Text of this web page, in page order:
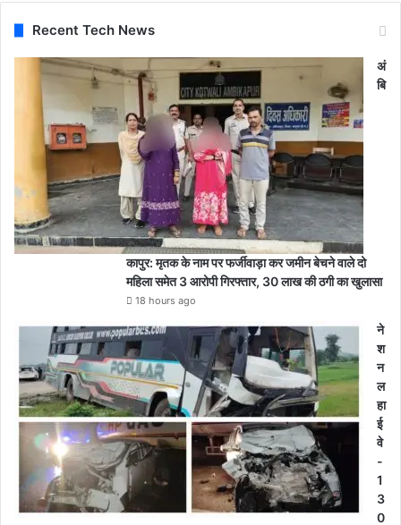
Recent Tech News
अं
बि
कापुर: मृतक के नाम पर फर्जीवाड़ा कर जमीन बेचने वाले दो
महिला समेत 3 आरोपी गिरफ्तार, 30 लाख की ठगी का खुलासा
18 hours ago
ने
श
न
ल
हा
ई
वे
-
1
3
0